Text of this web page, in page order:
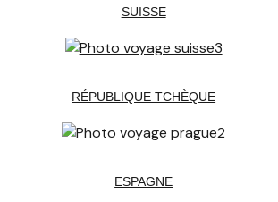
SUISSE
RÉPUBLIQUE TCHÈQUE
ESPAGNE